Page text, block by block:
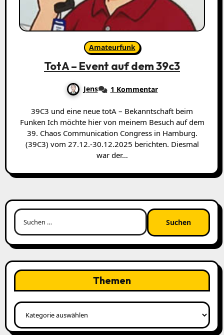
Amateurfunk
TotA – Event auf dem 39c3
Jens 1 Kommentar
39C3 und eine neue totA – Bekanntschaft beim
Funken Ich möchte hier von meinem Besuch auf dem
39. Chaos Communication Congress in Hamburg.
(39C3) vom 27.12.-30.12.2025 berichten. Diesmal
war der…
Suchen
nach:
Themen
Themen